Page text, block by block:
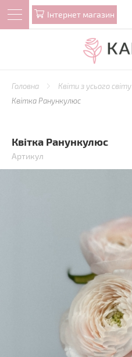
Iнтернет магазин
Головна Квіти з усього світу
Квітка Ранункулюс
Квітка Ранункулюс
Артикул